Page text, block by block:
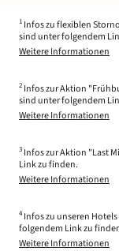
1 Infos zu flexiblen
sind unter folgendem
Weitere Informationen
2 Infos zur Aktion
sind unter folgendem
Weitere Informationen
3 Infos zur Aktion "Last
Link zu finden.
Weitere Informationen
4 Infos zu unseren
folgendem Link zu
Weitere Informationen